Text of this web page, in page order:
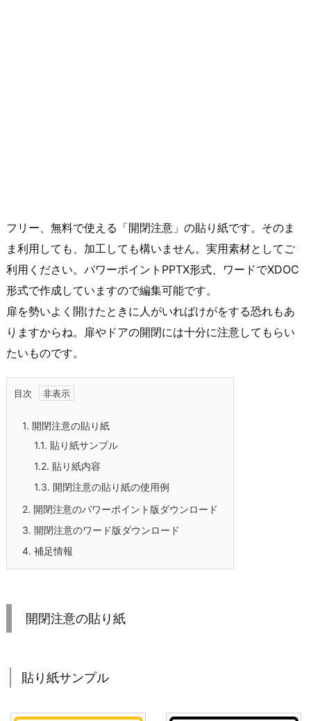
フリー、無料で使える「開閉注意」の貼り紙です。そのま
ま利用しても、加工しても構いません。実用素材としてご
利用ください。パワーポイントPPTX形式、ワードでXDOC
形式で作成していますので編集可能です。
扉を勢いよく開けたときに人がいればけがをする恐れもあ
りますからね。扉やドアの開閉には十分に注意してもらい
たいものです。
目次
1. 開閉注意の貼り紙
1.1. 貼り紙サンプル
1.2. 貼り紙内容
1.3. 開閉注意の貼り紙の使用例
2. 開閉注意のパワーポイント版ダウンロード
3. 開閉注意のワード版ダウンロード
4. 補足情報
開閉注意の貼り紙
貼り紙サンプル